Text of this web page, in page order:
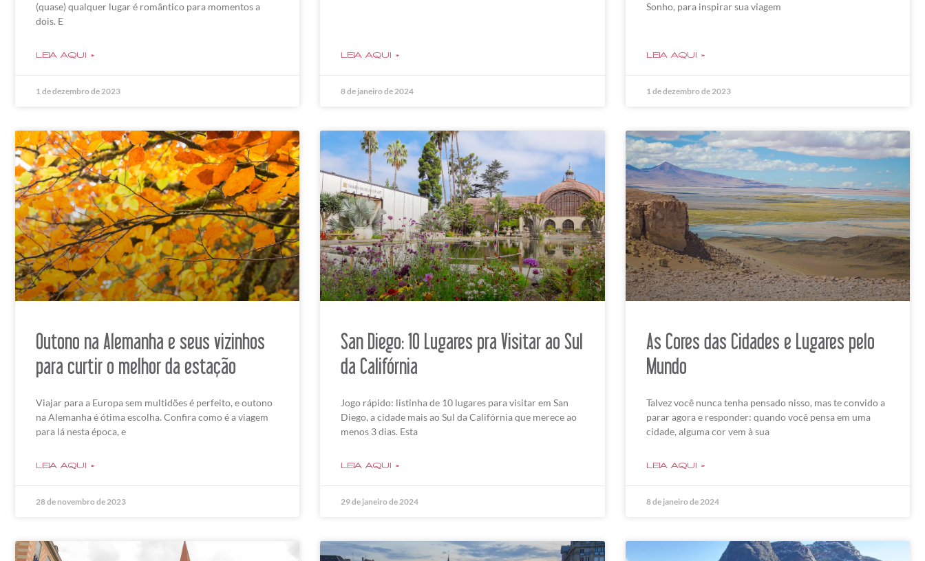
(quase) qualquer lugar é romântico para momentos a
dois. E
LEIA AQUI »
1 de dezembro de 2023
LEIA AQUI »
8 de janeiro de 2024
Sonho, para inspirar sua viagem
LEIA AQUI »
1 de dezembro de 2023
Outono na Alemanha e seus vizinhos
para curtir o melhor da estação
Viajar para a Europa sem multidões é perfeito, e outono
na Alemanha é ótima escolha. Confira como é a viagem
para lá nesta época, e
LEIA AQUI »
28 de novembro de 2023
San Diego: 10 Lugares pra Visitar ao Sul
da Califórnia
Jogo rápido: listinha de 10 lugares para visitar em San
Diego, a cidade mais ao Sul da Califórnia que merece ao
menos 3 dias. Esta
LEIA AQUI »
29 de janeiro de 2024
As Cores das Cidades e Lugares pelo
Mundo
Talvez você nunca tenha pensado nisso, mas te convido a
parar agora e responder: quando você pensa em uma
cidade, alguma cor vem à sua
LEIA AQUI »
8 de janeiro de 2024